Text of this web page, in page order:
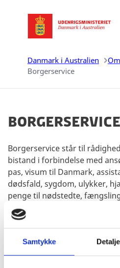
Samtykke
Gå til forsiden
Danmark i Australien
Borgerservice
Borgerservice
Borgerservice står til
bistand i forbindelse med
pas, visum til Danmark,
dødsfald, sygdom, ulykker,
penge til nødstedte,
For yderligere information
se venligst menuerne under "